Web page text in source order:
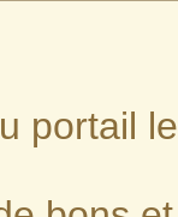
portail